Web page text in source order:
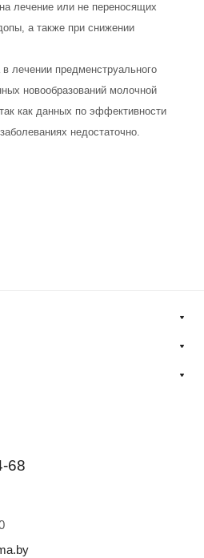
лечение или не переносящих
а также при снижении
лечении предменструального
новообразований молочной
как данных по эффективности
недостаточно.
68